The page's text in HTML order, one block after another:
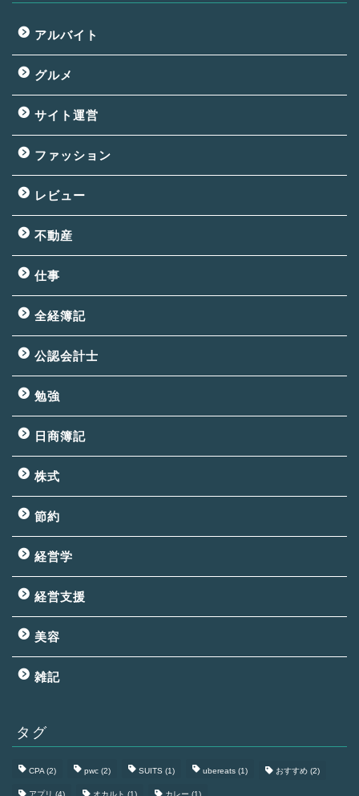
アルバイト
グルメ
サイト運営
ファッション
レビュー
不動産
仕事
全経簿記
公認会計士
勉強
日商簿記
株式
節約
経営学
経営支援
美容
雑記
タグ
CPA (2) pwc (2) SUITS (1) ubereats (1) おすすめ (2)
アプリ (4) オカルト (1) カレー (1)